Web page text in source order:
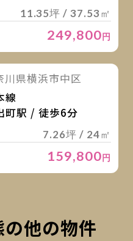
11.35坪 / 37.53㎡
249,800円
見る 詳細を見る
川県横浜市中区
線
町駅 / 徒歩6分
7.26坪 / 24㎡
159,800円
他の物件